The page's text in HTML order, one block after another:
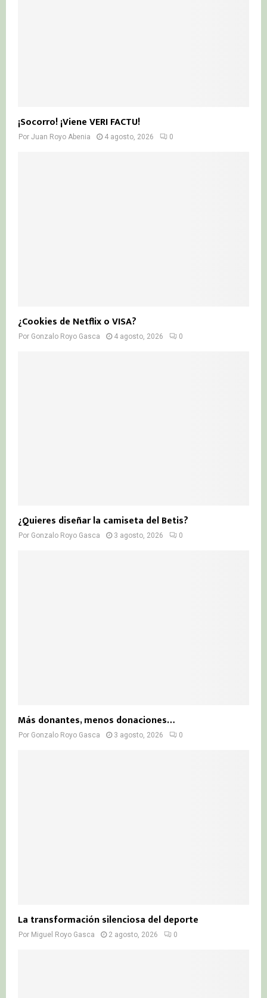
¡Socorro! ¡Viene VERI FACTU!
Por Juan Royo Abenia 4 agosto, 2026 0
¿Cookies de Netflix o VISA?
Por Gonzalo Royo Gasca 4 agosto, 2026 0
¿Quieres diseñar la camiseta del Betis?
Por Gonzalo Royo Gasca 3 agosto, 2026 0
Más donantes, menos donaciones…
Por Gonzalo Royo Gasca 3 agosto, 2026 0
La transformación silenciosa del deporte
Por Miguel Royo Gasca 2 agosto, 2026 0